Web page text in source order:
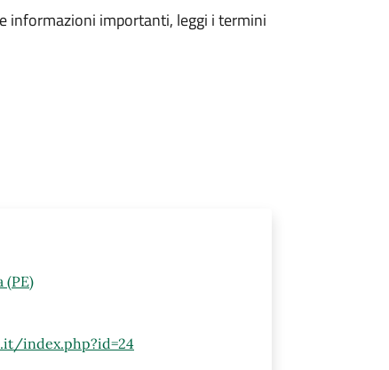
informazioni importanti, leggi i termini
(PE)
index.php?id=24